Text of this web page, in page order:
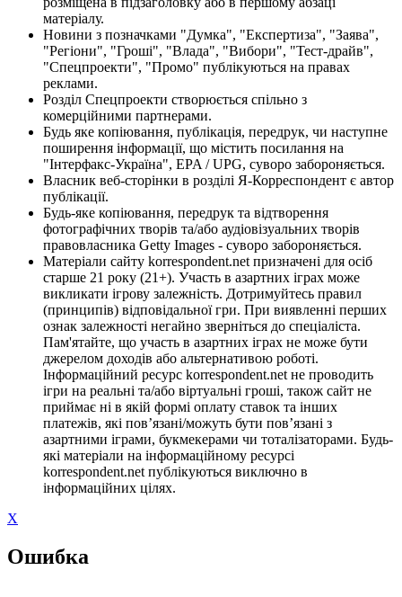
матеріалу.
Новини з позначками "Думка", "Експертиза", "Заява",
"Регіони", "Гроші", "Влада", "Вибори", "Тест-драйв",
"Спецпроекти", "Промо" публікуються на правах
реклами.
Розділ Спецпроекти створюється спільно з
комерційними партнерами.
Будь яке копіювання, публікація, передрук, чи наступне
поширення інформації, що містить посилання на
"Інтерфакс-Україна", EPA / UPG, суворо забороняється.
Власник веб-сторінки в розділі Я-Корреспондент є автор
публікації.
Будь-яке копіювання, передрук та відтворення
фотографічних творів та/або аудіовізуальних творів
правовласника Getty Images - суворо забороняється.
Матеріали сайту korrespondent.net призначені для осіб
старше 21 року (21+). Участь в азартних іграх може
викликати ігрову залежність. Дотримуйтесь правил
(принципів) відповідальної гри. При виявленні перших
ознак залежності негайно зверніться до спеціаліста.
Пам'ятайте, що участь в азартних іграх не може бути
джерелом доходів або альтернативою роботі.
Інформаційний ресурс korrespondent.net не проводить
ігри на реальні та/або віртуальні гроші, також сайт не
приймає ні в якій формі оплату ставок та інших
платежів, які пов’язані/можуть бути пов’язані з
азартними іграми, букмекерами чи тоталізаторами. Будь-
які матеріали на інформаційному ресурсі
korrespondent.net публікуються виключно в
інформаційних цілях.
X
Ошибка